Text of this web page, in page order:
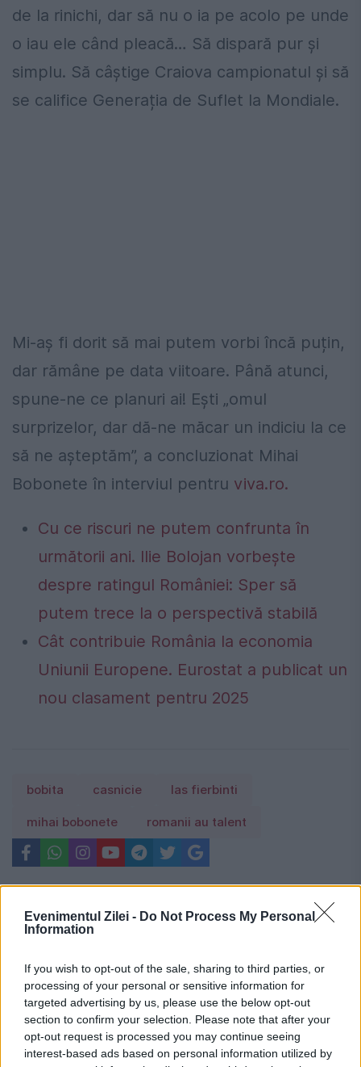
Evenimentul Zilei - Do Not Process My Personal
Information
If you wish to opt-out of the sale, sharing to third parties, or
processing of your personal or sensitive information for
targeted advertising by us, please use the below opt-out
section to confirm your selection. Please note that after your
opt-out request is processed you may continue seeing
interest-based ads based on personal information utilized by
de la rinichi, dar să nu o ia pe acolo pe unde
o iau ele când pleacă… Să dispară pur și
simplu. Să câștige Craiova campionatul și să
se califice Generația de Suflet la Mondiale.
Mi-aș fi dorit să mai putem vorbi încă puțin,
dar rămâne pe data viitoare. Până atunci,
spune-ne ce planuri ai! Ești „omul
surprizelor, dar dă-ne măcar un indiciu la ce
să ne așteptăm”, a concluzionat Mihai
Bobonete în interviul pentru viva.ro.
Cu ce riscuri ne putem confrunta în
următorii ani. Ilie Bolojan vorbește
despre ratingul României: Sper să
putem trece la o perspectivă stabilă
Cât contribuie România la economia
Uniunii Europene. Eurostat a publicat un
nou clasament pentru 2025
bobita casnicie las fierbinti
mihai bobonete romanii au talent